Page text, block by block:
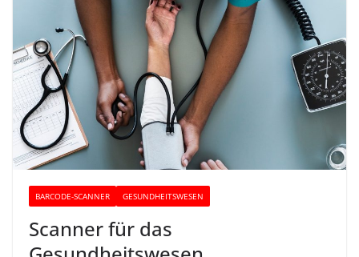
BARCODE-SCANNER GESUNDHEITSWESEN
Scanner für das